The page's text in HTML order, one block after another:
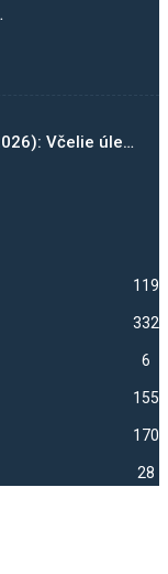
Včelie úle…
1193
332
6
1550
28